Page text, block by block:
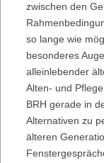
zwischen den
so lange wie
besonderes
alleinlebender
Alten- und
BRH gerade in
Alternativen zu
älteren